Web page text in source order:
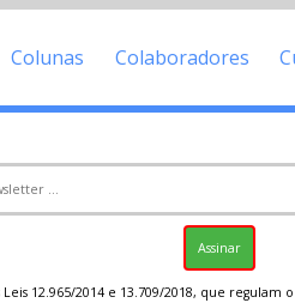
Colunas Colaboradores
12.965/2014 e 13.709/2018, que